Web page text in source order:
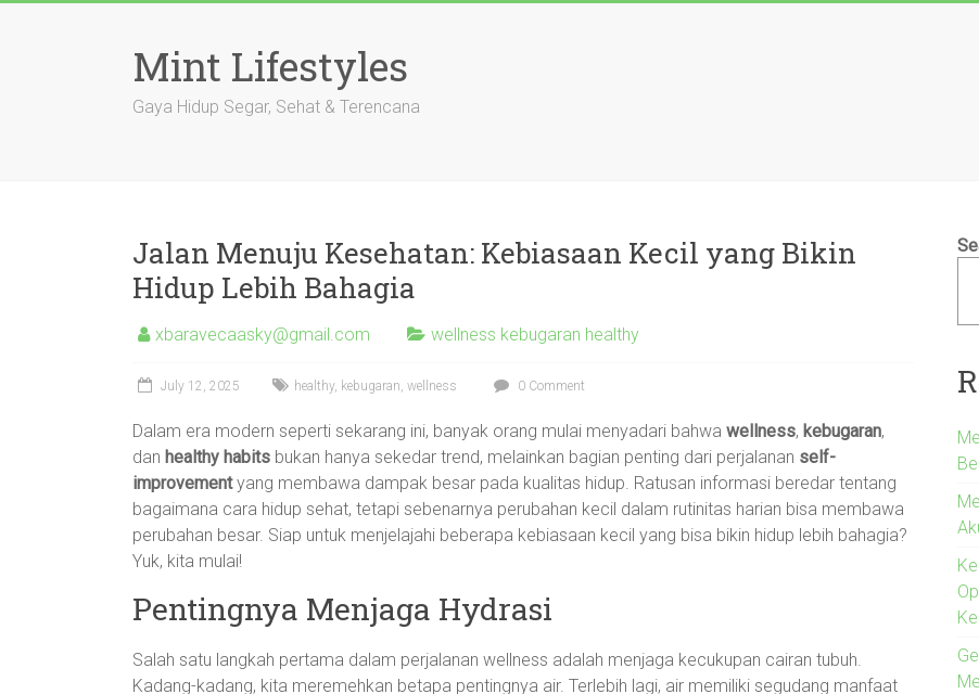
Mint Lifestyles
Gaya Hidup Segar, Sehat & Terencana
Jalan Menuju Kesehatan: Kebiasaan Kecil yang Bikin
Hidup Lebih Bahagia
xbaravecaasky@gmail.com wellness kebugaran healthy
July 12, 2025 healthy, kebugaran, wellness 0 Comment
Dalam era modern seperti sekarang ini, banyak orang mulai menyadari bahwa wellness, kebugaran,
dan healthy habits bukan hanya sekedar trend, melainkan bagian penting dari perjalanan self-
improvementyang membawa dampak besar pada kualitas hidup. Ratusan informasi beredar tentang
bagaimana cara hidup sehat, tetapi sebenarnya perubahan kecil dalam rutinitas harian bisa membawa
perubahan besar. Siap untuk menjelajahi beberapa kebiasaan kecil yang bisa bikin hidup lebih bahagia?
Yuk, kita mulai!
Pentingnya Menjaga Hydrasi
Salah satu langkah pertama dalam perjalanan wellness adalah menjaga kecukupan cairan tubuh.
Kadang-kadang, kita meremehkan betapa pentingnya air. Terlebih lagi, air memiliki segudang manfaat